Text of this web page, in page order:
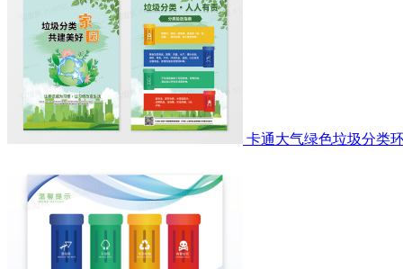
卡通大气绿色垃圾分类